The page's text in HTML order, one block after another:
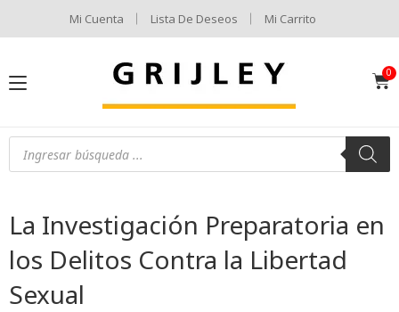
Mi Cuenta Lista De Deseos Mi Carrito
La Investigación Preparatoria en
los Delitos Contra la Libertad
Sexual